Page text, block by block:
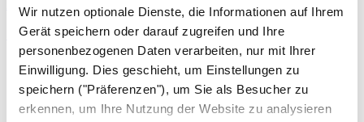
Wir nutzen optionale Dienste, die Informationen auf Ihrem
Gerät speichern oder darauf zugreifen und Ihre
personenbezogenen Daten verarbeiten, nur mit Ihrer
Einwilligung. Dies geschieht, um Einstellungen zu
speichern ("Präferenzen"), um Sie als Besucher zu
erkennen, um Ihre Nutzung der Website zu analysieren
120,- €